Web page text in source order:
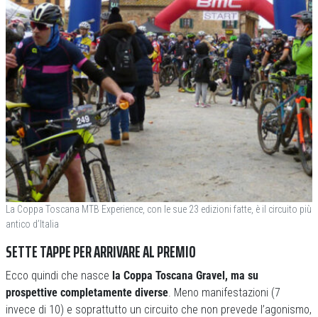
La Coppa Toscana MTB Experience, con le sue 23 edizioni fatte, è il circuito più
antico d’Italia
SETTE TAPPE PER ARRIVARE AL PREMIO
Ecco quindi che nasce la Coppa Toscana Gravel, ma su
prospettive completamente diverse. Meno manifestazioni (7
invece di 10) e soprattutto un circuito che non prevede l’agonismo,